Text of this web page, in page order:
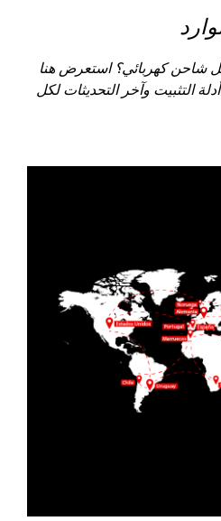
شاحن كهربائي؟ استعرض هنا
التثبيت وآخر التحديثات لكل